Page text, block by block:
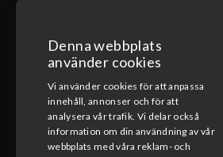
ÖPPETTIDER VERKSTAD
Måndag-Fredag
08:00-17:00
Lunchstängt
Denna webbplats
använder cookies
Vi använder cookies för att anpassa
innehåll, annonser och för att
analysera vår trafik. Vi delar också
information om din användning av vår
webbplats med våra reklam- och